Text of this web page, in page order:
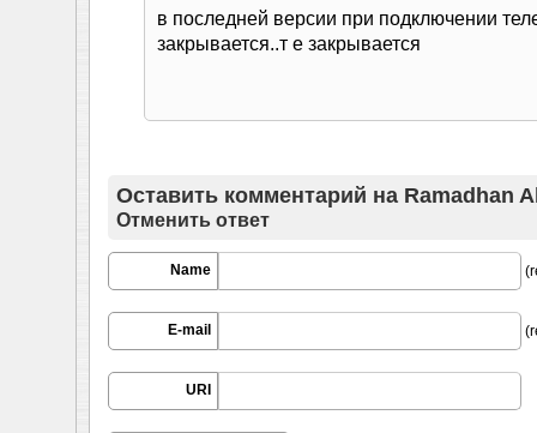
в последней версии при подключении
закрывается..т е закрывается
Оставить комментарий на Ramadhan
Отменить ответ
Name
E-mail
URI